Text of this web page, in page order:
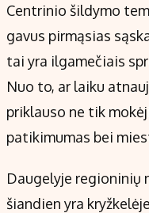
Turinio žymėjimo taisyklės
Kontaktai
Regionų naujienos
Indėlių palūkanos
Centrinio šildymo
gavus pirmąsias
tai yra ilgamečiais
Nuo to, ar laiku
priklauso ne tik
patikimumas bei
Daugelyje regioninių
šiandien yra